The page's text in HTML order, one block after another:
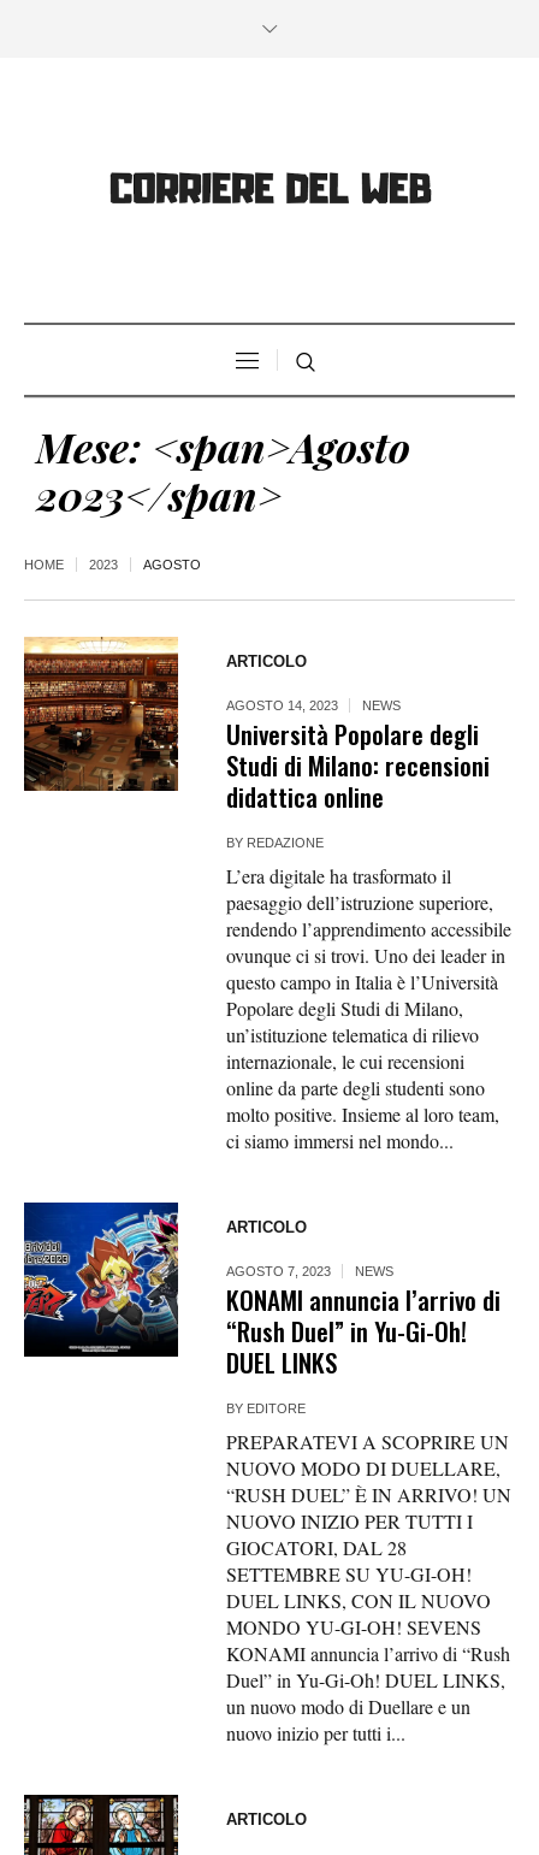
Mese: <span>Agosto
2023</span>
HOME 2023 AGOSTO
ARTICOLO
AGOSTO 14, 2023 NEWS
Università Popolare degli
Studi di Milano: recensioni
didattica online
BY REDAZIONE
L’era digitale ha trasformato il
paesaggio dell’istruzione superiore,
rendendo l’apprendimento accessibile
ovunque ci si trovi. Uno dei leader in
questo campo in Italia è l’Università
Popolare degli Studi di Milano,
un’istituzione telematica di rilievo
internazionale, le cui recensioni
online da parte degli studenti sono
molto positive. Insieme al loro team,
ci siamo immersi nel mondo...
ARTICOLO
AGOSTO 7, 2023 NEWS
KONAMI annuncia l’arrivo di
“Rush Duel” in Yu-Gi-Oh!
DUEL LINKS
BY EDITORE
PREPARATEVI A SCOPRIRE UN
NUOVO MODO DI DUELLARE,
“RUSH DUEL” È IN ARRIVO! UN
NUOVO INIZIO PER TUTTI I
GIOCATORI, DAL 28
SETTEMBRE SU YU-GI-OH!
DUEL LINKS, CON IL NUOVO
MONDO YU-GI-OH! SEVENS
KONAMI annuncia l’arrivo di “Rush
Duel” in Yu-Gi-Oh! DUEL LINKS,
un nuovo modo di Duellare e un
nuovo inizio per tutti i...
ARTICOLO